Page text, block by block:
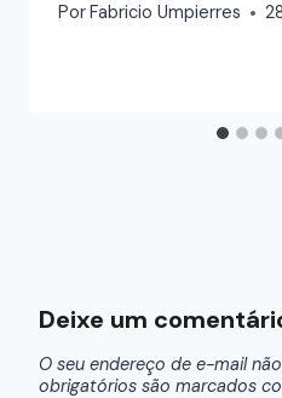
PorFabricio Umpierres
Deixe um
O seu endereço de e-mail
obrigatórios são marcados